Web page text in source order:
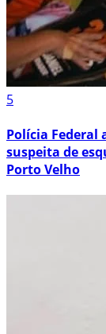
5
Polícia Federal
suspeita de
Porto Velho